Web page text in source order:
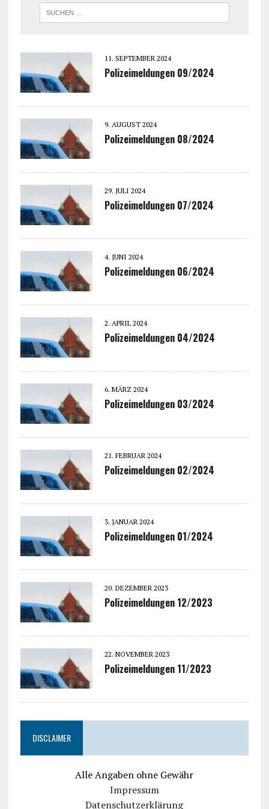
11. SEPTEMBER 2024
Polizeimeldungen 09/2024
9. AUGUST 2024
Polizeimeldungen 08/2024
29. JULI 2024
Polizeimeldungen 07/2024
4. JUNI 2024
Polizeimeldungen 06/2024
2. APRIL 2024
Polizeimeldungen 04/2024
6. MÄRZ 2024
Polizeimeldungen 03/2024
21. FEBRUAR 2024
Polizeimeldungen 02/2024
3. JANUAR 2024
Polizeimeldungen 01/2024
20. DEZEMBER 2023
Polizeimeldungen 12/2023
22. NOVEMBER 2023
Polizeimeldungen 11/2023
DISCLAIMER
Alle Angaben ohne Gewähr
Impressum
Datenschutzerklärung